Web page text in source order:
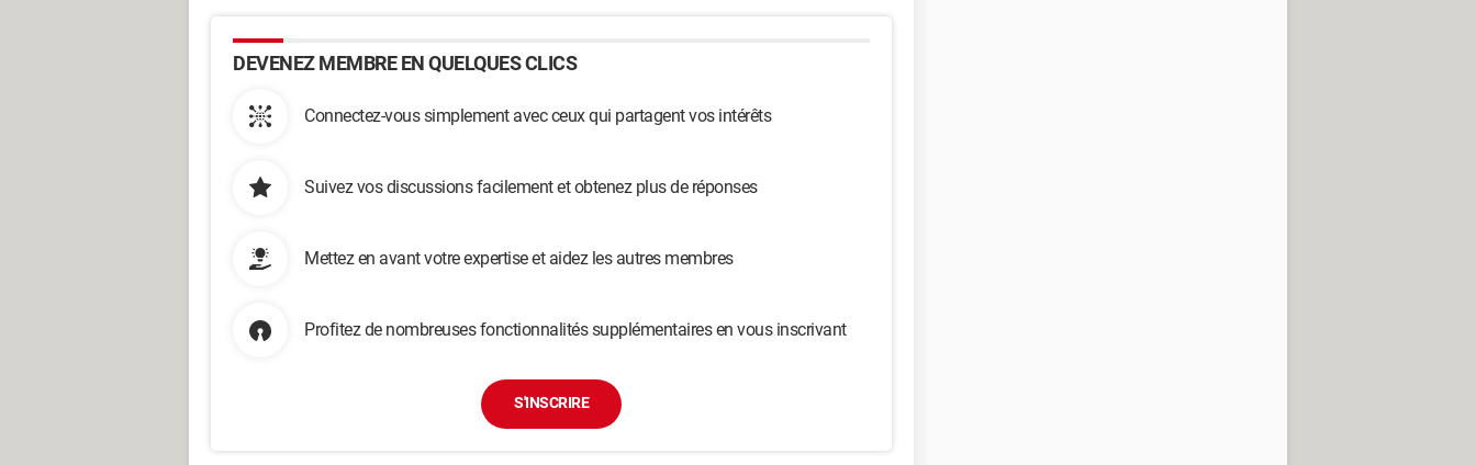
DEVENEZ MEMBRE EN QUELQUES CLICS
Connectez-vous simplement avec ceux qui partagent vos intérêts
Suivez vos discussions facilement et obtenez plus de réponses
Mettez en avant votre expertise et aidez les autres membres
Profitez de nombreuses fonctionnalités supplémentaires en vous inscrivant
S'INSCRIRE